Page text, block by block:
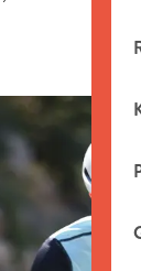
favoris